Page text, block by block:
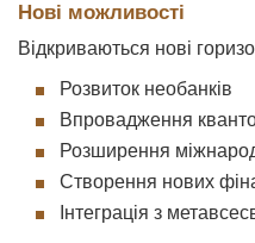
Нові можливості
Відкриваються нові
Розвиток необанків
Впровадження
Розширення
Створення нових
Інтеграція з